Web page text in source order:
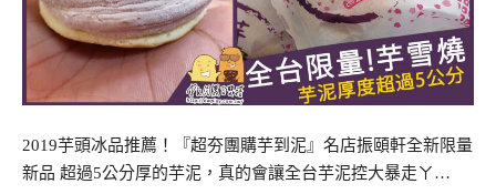
2019芋頭冰品推薦！『超夯團購芋到泥』名店振頤軒全新限量
新品 超過5公分厚的芋泥，真的會讓全台芋泥控大暴走ㄚ…